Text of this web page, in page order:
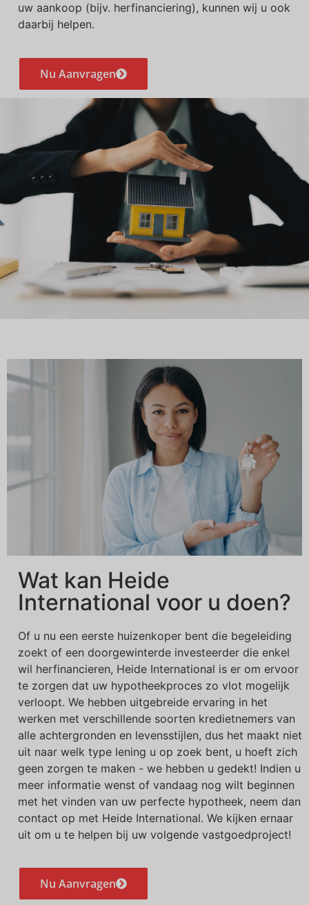
uw aankoop (bijv. herfinanciering), kunnen wij u ook
daarbij helpen.
Nu Aanvragen
Wat kan Heide
International voor u doen?
Of u nu een eerste huizenkoper bent die begeleiding
zoekt of een doorgewinterde investeerder die enkel
wil herfinancieren, Heide International is er om ervoor
te zorgen dat uw hypotheekproces zo vlot mogelijk
verloopt. We hebben uitgebreide ervaring in het
werken met verschillende soorten kredietnemers van
alle achtergronden en levensstijlen, dus het maakt niet
uit naar welk type lening u op zoek bent, u hoeft zich
geen zorgen te maken - we hebben u gedekt! Indien u
meer informatie wenst of vandaag nog wilt beginnen
met het vinden van uw perfecte hypotheek, neem dan
contact op met Heide International. We kijken ernaar
uit om u te helpen bij uw volgende vastgoedproject!
Nu Aanvragen